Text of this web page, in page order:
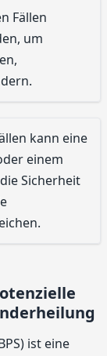
Fällen
um
kann eine
einem
Sicherheit
ist eine